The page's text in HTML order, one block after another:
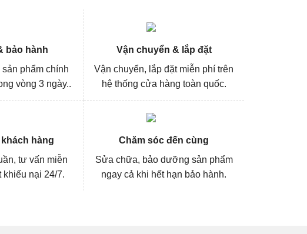
bảo hành
phẩm chính
vòng 3 ngày..
Vận chuyển & lắp đặt
Vận chuyển, lắp đặt miễn phí trên
hệ thống cửa hàng toàn quốc.
hàng
tư vấn miễn
khiếu nại 24/7.
Chăm sóc đến cùng
Sửa chữa, bảo dưỡng sản phẩm
ngay cả khi hết hạn bảo hành.